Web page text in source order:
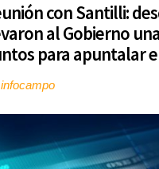
con Santilli:
al Gobierno
para apuntalar
infocampo